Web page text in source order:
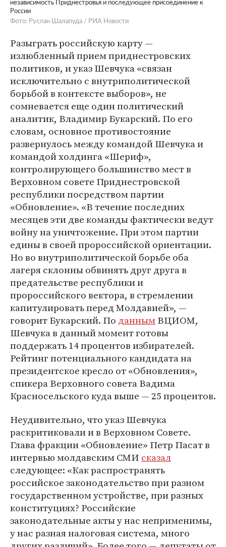
независимость Приднестровья и последующее присоединение к
России
Фото: Руслан Шалапуда / РИА Новости
Разыграть российскую карту —
излюбленный прием приднестровских
политиков, и указ Шевчука «связан
исключительно с внутриполитической
борьбой в контексте выборов», не
сомневается еще один политический
аналитик, Владимир Букарский. По его
словам, основное противостояние
развернулось между командой Шевчука и
командой холдинга «Шериф»,
контролирующего большинство мест в
Верховном совете Приднестровской
республики посредством партии
«Обновление». «В течение последних
месяцев эти две команды фактически ведут
войну на уничтожение. При этом партии
едины в своей пророссийской ориентации.
Но во внутриполитической борьбе оба
лагеря склонны обвинять друг друга в
предательстве республики и
пророссийского вектора, в стремлении
капитулировать перед Молдавией», —
говорит Букарский. По даннымВЦИОМ,
Шевчука в данный момент готовы
поддержать 14 процентов избирателей.
Рейтинг потенциального кандидата на
президентское кресло от «Обновления»,
спикера Верховного совета Вадима
Красносельского куда выше — 25 процентов.
Неудивительно, что указ Шевчука
раскритиковали и в Верховном Совете.
Глава фракции «Обновление» Петр Пасат в
интервью молдавским СМИ сказал
следующее: «Как распространять
российское законодательство при разном
государственном устройстве, при разных
конституциях? Российские
законодательные акты у нас неприменимы,
у нас разная налоговая система, много